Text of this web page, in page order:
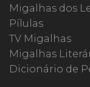
Migalhas dos
Pílulas
TV Migalhas
Migalhas
Dicionário de